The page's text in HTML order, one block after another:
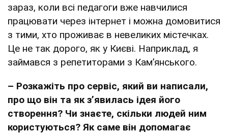
зараз, коли всі педагоги вже навчилися
працювати через інтернет і можна домовитися
з тими, хто проживає в невеликих містечках.
Це не так дорого, як у Києві. Наприклад, я
займався з репетиторами з Кам’янського.
– Розкажіть про сервіс, який ви написали,
про що він та як зʼявилась ідея його
створення? Чи знаєте, скільки людей ним
користуються? Як саме він допомагає